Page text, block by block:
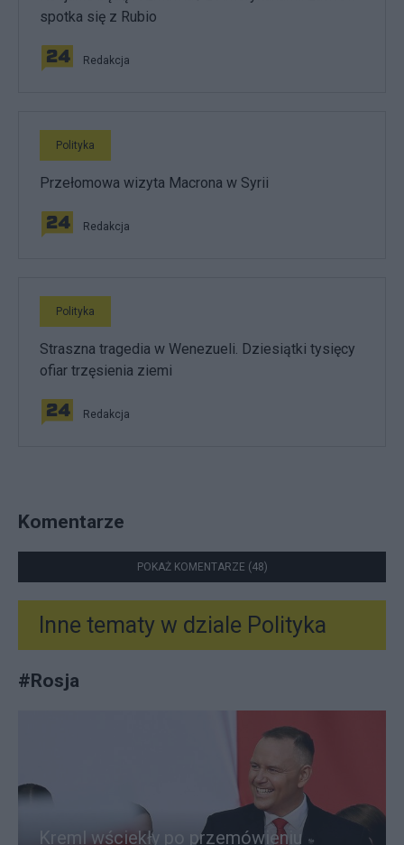
spotka się z Rubio
Redakcja
Polityka
Przełomowa wizyta Macrona w Syrii
Redakcja
Polityka
Straszna tragedia w Wenezueli. Dziesiątki tysięcy
ofiar trzęsienia ziemi
Redakcja
Komentarze
POKAŻ KOMENTARZE (48)
Inne tematy w dziale Polityka
#Rosja
Kreml wściekły po przemówieniu